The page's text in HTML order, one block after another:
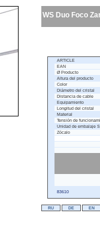
WS Duo Foco
ARTICLE
EAN
Ø Producto
Altura del producto
Color
Diámetro del cristal
Distancia de cable
Equipamiento
Longitud del cristal
Material
Tensión de
Unidad de embalaje
Zócalo
83610
RU DE EN